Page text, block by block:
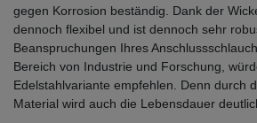
gegen Korrosion beständig. Dank der
dennoch flexibel und ist dennoch sehr
Beanspruchungen Ihres
Bereich von Industrie und Forschung,
Edelstahlvariante empfehlen. Denn durch
Material wird auch die Lebensdauer